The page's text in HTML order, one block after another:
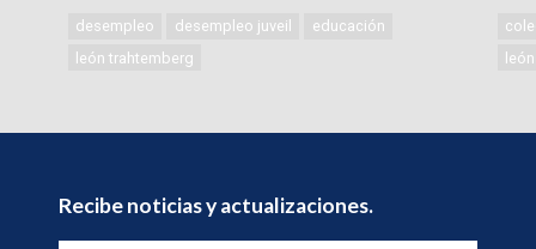
desempleo desempleo juveil
educación
león trahtemberg
Recibe noticias y actualizaciones.